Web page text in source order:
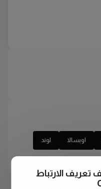
اوبسالا لوند
تعريف الارتباط